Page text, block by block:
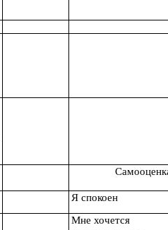
Я спокоен
Мне хочется